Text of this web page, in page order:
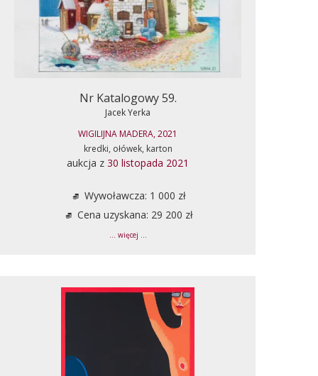
Nr Katalogowy 59.
Jacek Yerka
WIGILIJNA MADERA, 2021
kredki, ołówek, karton
aukcja z 30 listopada 2021
Wywoławcza: 1 000 zł
Cena uzyskana: 29 200 zł
... więcej ...